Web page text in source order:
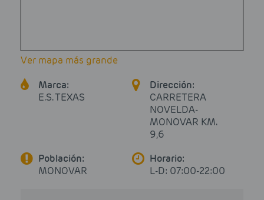
Ver mapa más grande
Marca:
E.S. TEXAS
Dirección:
CARRETERA
NOVELDA-
MONOVAR KM.
9,6
Población:
MONOVAR
Horario:
L-D: 07:00-22:00